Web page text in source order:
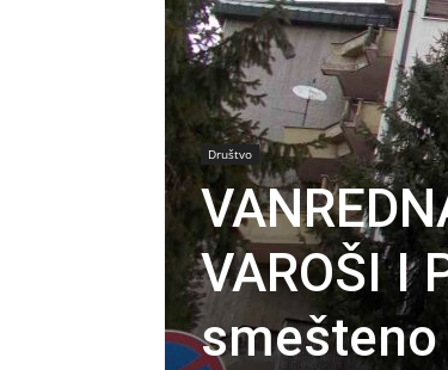
Društvo
VAROŠI I